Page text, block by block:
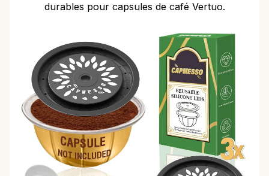
durables pour capsules de café Vertuo.